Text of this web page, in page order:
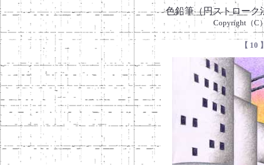
色鉛筆（円ストローク
Copyright（C
【